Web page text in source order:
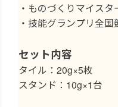
・ものづくりマイスタ
・技能グランプリ全
セット内容
タイル：20g×5枚
スタンド：10g×1台